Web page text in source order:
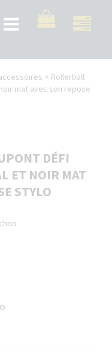
Toggle
navigation
> Rollerball
mat avec son repose
DÉFI
ET NOIR MAT
STYLO